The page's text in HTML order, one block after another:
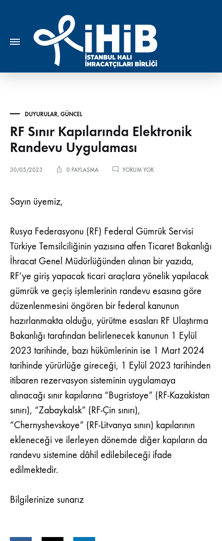
DUYURULAR, GÜNCEL
RF Sınır Kapılarında Elektronik
Randevu Uygulaması
30/05/2023 0 PAYLAŞMA YORUM YOKRF
Sayın üyemiz,
Rusya Federasyonu (RF) Federal Gümrük Servisi
Türkiye Temsilciliğinin yazısına atfen Ticaret Bakanlığı
İhracat Genel Müdürlüğünden alınan bir yazıda,
RF’ye giriş yapacak ticari araçlara yönelik yapılacak
gümrük ve geçiş işlemlerinin randevu esasına göre
düzenlenmesini öngören bir federal kanunun
hazırlanmakta olduğu, yürütme esasları RF Ulaştırma
Bakanlığı tarafından belirlenecek kanunun 1 Eylül
2023 tarihinde, bazı hükümlerinin ise 1 Mart 2024
tarihinde yürürlüğe gireceği, 1 Eylül 2023 tarihinden
itibaren rezervasyon sisteminin uygulamaya
alınacağı sınır kapılarına “Bugristoye” (RF-Kazakistan
sınırı), “Zabaykalsk” (RF-Çin sınırı),
“Chernyshevskoye” (RF-Litvanya sınırı) kapılarının
ekleneceği ve ilerleyen dönemde diğer kapıların da
randevu sistemine dâhil edilebileceği ifade
edilmektedir.
Bilgilerinize sunarız